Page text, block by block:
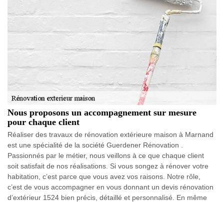
Nous proposons un accompagnement sur mesure
pour chaque client
Réaliser des travaux de rénovation extérieure maison à Marnand
est une spécialité de la société Guerdener Rénovation .
Passionnés par le métier, nous veillons à ce que chaque client
soit satisfait de nos réalisations. Si vous songez à rénover votre
habitation, c’est parce que vous avez vos raisons. Notre rôle,
c’est de vous accompagner en vous donnant un devis rénovation
d’extérieur 1524 bien précis, détaillé et personnalisé. En même